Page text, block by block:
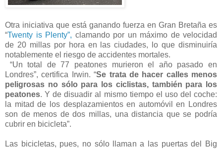
Otra iniciativa que está ganando fuerza en Gran Bretaña es
“Twenty is Plenty”, clamando por un máximo de velocidad
de 20 millas por hora en las ciudades, lo que disminuiría
notablemente el riesgo de accidentes mortales.
“Un total de 77 peatones murieron el año pasado en
Londres”, certifica Irwin. “Se trata de hacer calles menos
peligrosas no sólo para los ciclistas, también para los
peatones. Y de disuadir al mismo tiempo el uso del coche:
la mitad de los desplazamientos en automóvil en Londres
son de menos de dos millas, una distancia que se podría
cubrir en bicicleta”.
Las bicicletas, pues, no sólo llaman a las puertas del Big